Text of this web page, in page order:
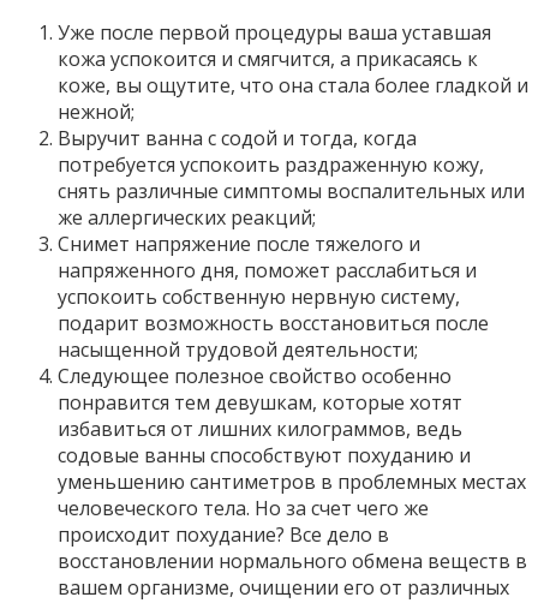
Уже после первой процедуры ваша уставшая
кожа успокоится и смягчится, а прикасаясь к
коже, вы ощутите, что она стала более гладкой и
нежной;
Выручит ванна с содой и тогда, когда
потребуется успокоить раздраженную кожу,
снять различные симптомы воспалительных или
же аллергических реакций;
Снимет напряжение после тяжелого и
напряженного дня, поможет расслабиться и
успокоить собственную нервную систему,
подарит возможность восстановиться после
насыщенной трудовой деятельности;
Следующее полезное свойство особенно
понравится тем девушкам, которые хотят
избавиться от лишних килограммов, ведь
содовые ванны способствуют похуданию и
уменьшению сантиметров в проблемных местах
человеческого тела. Но за счет чего же
происходит похудание? Все дело в
восстановлении нормального обмена веществ в
вашем организме, очищении его от различных